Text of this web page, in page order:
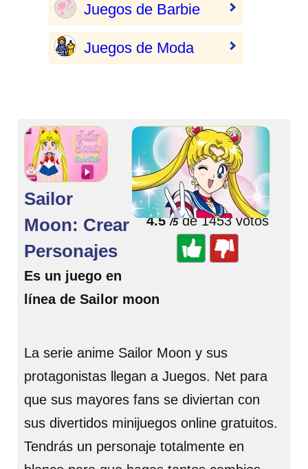
Juegos de Barbie
Juegos de Moda
🌟 Valorar juego
4.5/5de 1453 votos
Sailor
Moon: Crear
Personajes
Es un juego en
línea de Sailor moon
La serie anime Sailor Moon y sus
protagonistas llegan a Juegos. Net para
que sus mayores fans se diviertan con
sus divertidos minijuegos online gratuitos.
Tendrás un personaje totalmente en